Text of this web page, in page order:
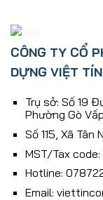
CÔNG TY CỔ
DỰNG VIỆT TÍN
Trụ sở: Số 19
Phường Gò
Số 115, Xã
MST/Tax
Hotline:
Email: